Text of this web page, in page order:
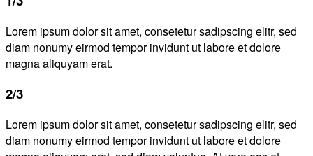
Lorem ipsum dolor sit amet, consetetur sadipscing elitr, sed
diam nonumy eirmod tempor invidunt ut labore et dolore
magna aliquyam erat.
2/3
Lorem ipsum dolor sit amet, consetetur sadipscing elitr, sed
diam nonumy eirmod tempor invidunt ut labore et dolore